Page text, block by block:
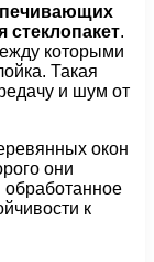
стеклопакет.
которыми
Такая
и шум от
окон
они
обработанное
к